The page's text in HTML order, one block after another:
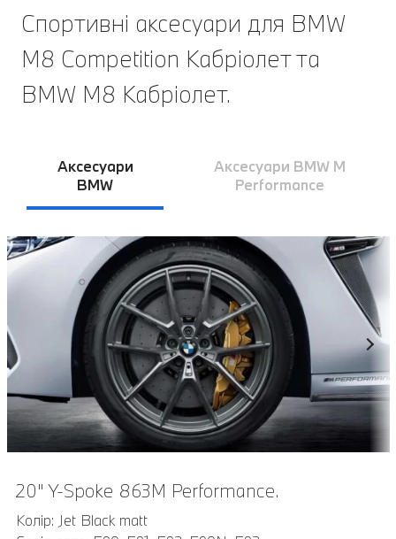
Спортивні аксесуари для BMW
M8 Competition Кабріолет та
BMW M8 Кабріолет.
Аксесуари
BMW
Аксесуари BMW M
Performance
20" Y-Spoke 863M Performance.
Колір: Jet Black matt
Карбонові кришки дзеркал M Performance.
Виготовлені вручну з карбону: оригінальні корпуси